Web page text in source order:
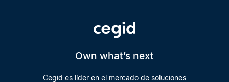
Own what’s next
Cegid es líder en el mercado de soluciones